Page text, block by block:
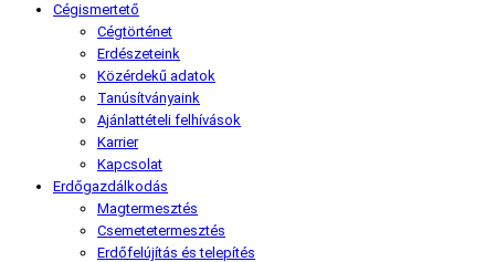
Cégismertető
Cégtörténet
Erdészeteink
Közérdekű adatok
Tanúsítványaink
Ajánlattételi felhívások
Karrier
Kapcsolat
Erdőgazdálkodás
Magtermesztés
Csemetetermesztés
Erdőfelújítás és telepítés